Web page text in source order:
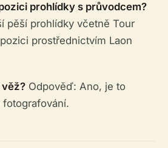
prohlídky s průvodcem?
pěší prohlídky včetně Tour
prostřednictvím Laon
Odpověď: Ano, je to